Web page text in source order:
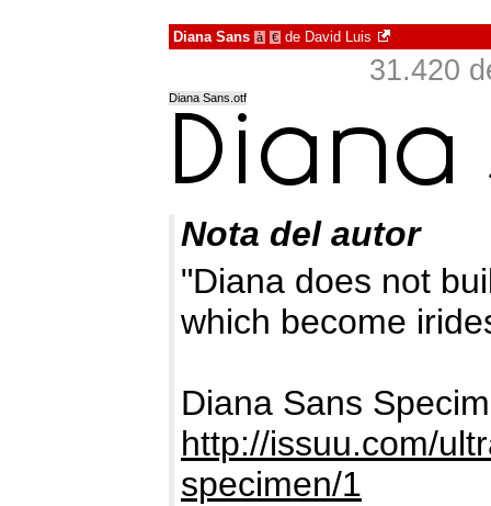
Diana Sans à € de David Luis
31.420
Diana Sans.otf
Nota del autor
"Diana does not
which become
Diana Sans
http://issuu.com/
specimen/1